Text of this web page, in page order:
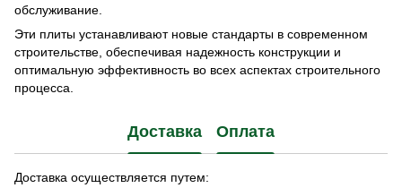
обслуживание.
Эти плиты устанавливают новые стандарты в современном
строительстве, обеспечивая надежность конструкции и
оптимальную эффективность во всех аспектах строительного
процесса.
Доставка Оплата
Доставка осуществляется путем: